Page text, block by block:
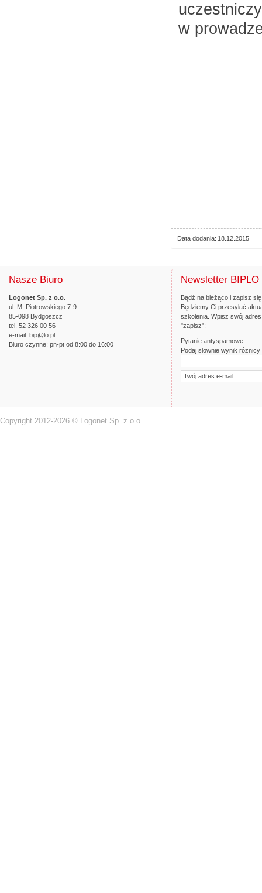
w
Data dodania 18.12.2015
Nasze Biuro
Logonet Sp. z o.o.
ul. M. Piotrowskiego 7-9
85-098 Bydgoszcz
tel. 52 326 00 56
e-mail: bip@lo.pl
Biuro czynne: pn-pt od 8:00 do 16:00
Newsletter BIPLO
Bądź na bieżąco i zapisz
Będziemy Ci przesyłać
szkolenia. Wpisz swój
"zapisz":
Pytanie antyspamowe
Podaj słownie wynik
Copyright 2012-2026 © Logonet Sp. z o.o.